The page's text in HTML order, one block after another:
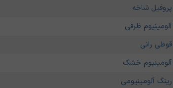
پروفیل شاخه
آلومینیوم ظرفی
قوطی رانی
آلومینیوم خشک
رینگ آلومینیومی